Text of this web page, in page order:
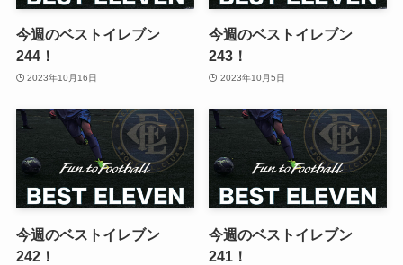
今週のベストイレブン
244！
2023年10月16日
今週のベストイレブン
243！
2023年10月5日
今週のベストイレブン
242！
今週のベストイレブン
241！